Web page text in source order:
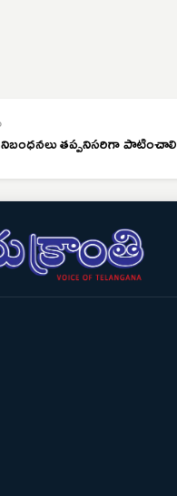
నిబంధనలు తప్పనిసరిగా పాటించాలి